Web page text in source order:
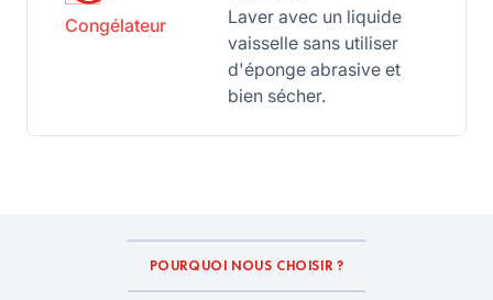
Congélateur
Laver avec un liquide
vaisselle sans utiliser
d'éponge abrasive et
bien sécher.
POURQUOI NOUS CHOISIR ?